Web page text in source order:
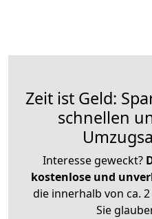
Zeit ist Geld:
schnellen
Interesse geweckt?
kostenlose und
die innerhalb von ca.
Sie